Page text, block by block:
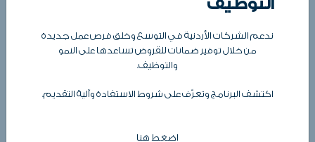
التوظيف
ندعم الشركات الأردنية في التوسع وخلق فرص عمل جديدة
من خلال توفير ضمانات للقروض تساعدها على النمو
والتوظيف.
اكتشف البرنامج وتعرّف على شروط الاستفادة وآلية التقديم.
اضغط هنا